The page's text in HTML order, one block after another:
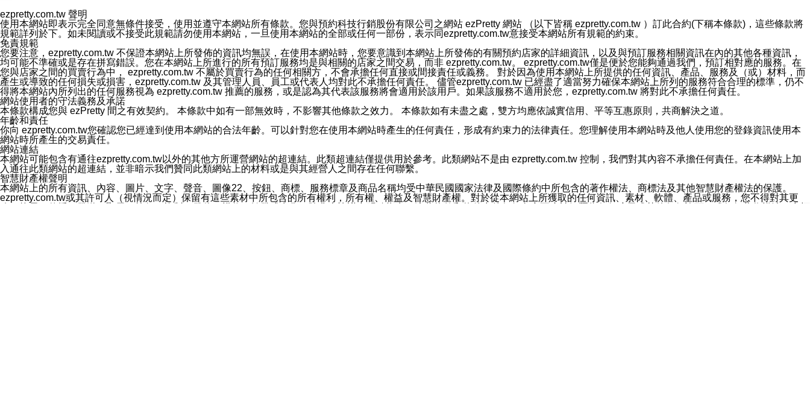
您同意本公司網站，透過您所提供的郵件地址與您取得聯絡並傳送或宣傳本網站各項服務之資料或電子郵件供您參考。您能依照該資料或電子郵件所指示之方法、說明或功能連結，隨時
停止接收這些資料或電子郵件。
十五、訊息通知
本公司/本服務將以通知型訊息傳送重要訊息給您。即使未加入本公司/本服務好友，您仍可接收到通知型訊息。
本公司/本服務傳送之通知型訊息以對您有效且重要的訊息為限，以廣告或其他目的的訊息皆不會被傳送。滿足以下三個條件者，將可收到通知型訊息。
1.LINE 帳號設定的電話號碼與本公司/本服務所傳來的電話號碼比對相符。
2.該 LINE 帳號已在 LINE APP 設定中，同意接收通知型訊息。
3.LINE 帳號未封鎖傳送訊息之 LINE 官方帳號。
欲變更通知型訊息的設定，操作如下：
1.點選「主頁」＞「設定」
2.點選「隱私設定」
3.點選「提供使用資料」
4.點選「LINE通知型訊息」
5.開關「接收LINE通知型訊息」
❗️關閉「接收通知型訊息」後，將不會接收到來自任何企業官方帳號或認證官方帳號的通知型訊息。
ezpretty.com.tw 聲明
使用本網站即表示完全同意無條件接受，使用並遵守本網站所有條款。您與預約科技行銷股份有限公司之網站 ezPretty 網站 （以下皆稱 ezpretty.com.tw ）訂此合約(下稱本條款)，這些條款將
規範詳列於下。如未閱讀或不接受此規範請勿使用本網站，一旦使用本網站的全部或任何一部份，表示同ezpretty.com.tw意接受本網站所有規範的約束。
免責規範
您要注意，ezpretty.com.tw 不保證本網站上所發佈的資訊均無誤，在使用本網站時，您要意識到本網站上所發佈的有關預約店家的詳細資訊，以及與預訂服務相關資訊在內的其他各種資訊，
均可能不準確或是存在拼寫錯誤。您在本網站上所進行的所有預訂服務均是與相關的店家之間交易，而非 ezpretty.com.tw。 ezpretty.com.tw僅是便於您能夠通過我們，預訂相對應的服務。在
您與店家之間的買賣行為中， ezpretty.com.tw 不屬於買賣行為的任何相關方，不會承擔任何直接或間接責任或義務。 對於因為使用本網站上所提供的任何資訊、產品、服務及（或）材料，而
產生或導致的任何損失或損害，ezpretty.com.tw 及其管理人員、員工或代表人均對此不承擔任何責任。 儘管ezpretty.com.tw 已經盡了適當努力確保本網站上所列的服務符合合理的標準，仍不
得將本網站內所列出的任何服務視為 ezpretty.com.tw 推薦的服務，或是認為其代表該服務將會適用於該用戶。如果該服務不適用於您，ezpretty.com.tw 將對此不承擔任何責任。
網站使用者的守法義務及承諾
本條款構成您與 ezPretty 間之有效契約。 本條款中如有一部無效時，不影響其他條款之效力。 本條款如有未盡之處，雙方均應依誠實信用、平等互惠原則，共商解決之道。
年齡和責任
你向 ezpretty.com.tw您確認您已經達到使用本網站的合法年齡。可以針對您在使用本網站時產生的任何責任，形成有約束力的法律責任。您理解使用本網站時及他人使用您的登錄資訊使用本
網站時所產生的交易責任。
網站連結
本網站可能包含有通往ezpretty.com.tw以外的其他方所運營網站的超連結。此類超連結僅提供用於參考。此類網站不是由 ezpretty.com.tw 控制，我們對其內容不承擔任何責任。在本網站上加
入通往此類網站的超連結，並非暗示我們贊同此類網站上的材料或是與其經營人之間存在任何聯繫。
智慧財產權聲明
本網站上的所有資訊、內容、圖片、文字、聲音、圖像22、按鈕、商標、服務標章及商品名稱均受中華民國國家法律及國際條約中所包含的著作權法、商標法及其他智慧財產權法的保護。
ezpretty.com.tw或其許可人（視情況而定）保留有這些素材中所包含的所有權利，所有權、權益及智慧財產權。對於從本網站上所獲取的任何資訊、素材、軟體、產品或服務，您不得對其更